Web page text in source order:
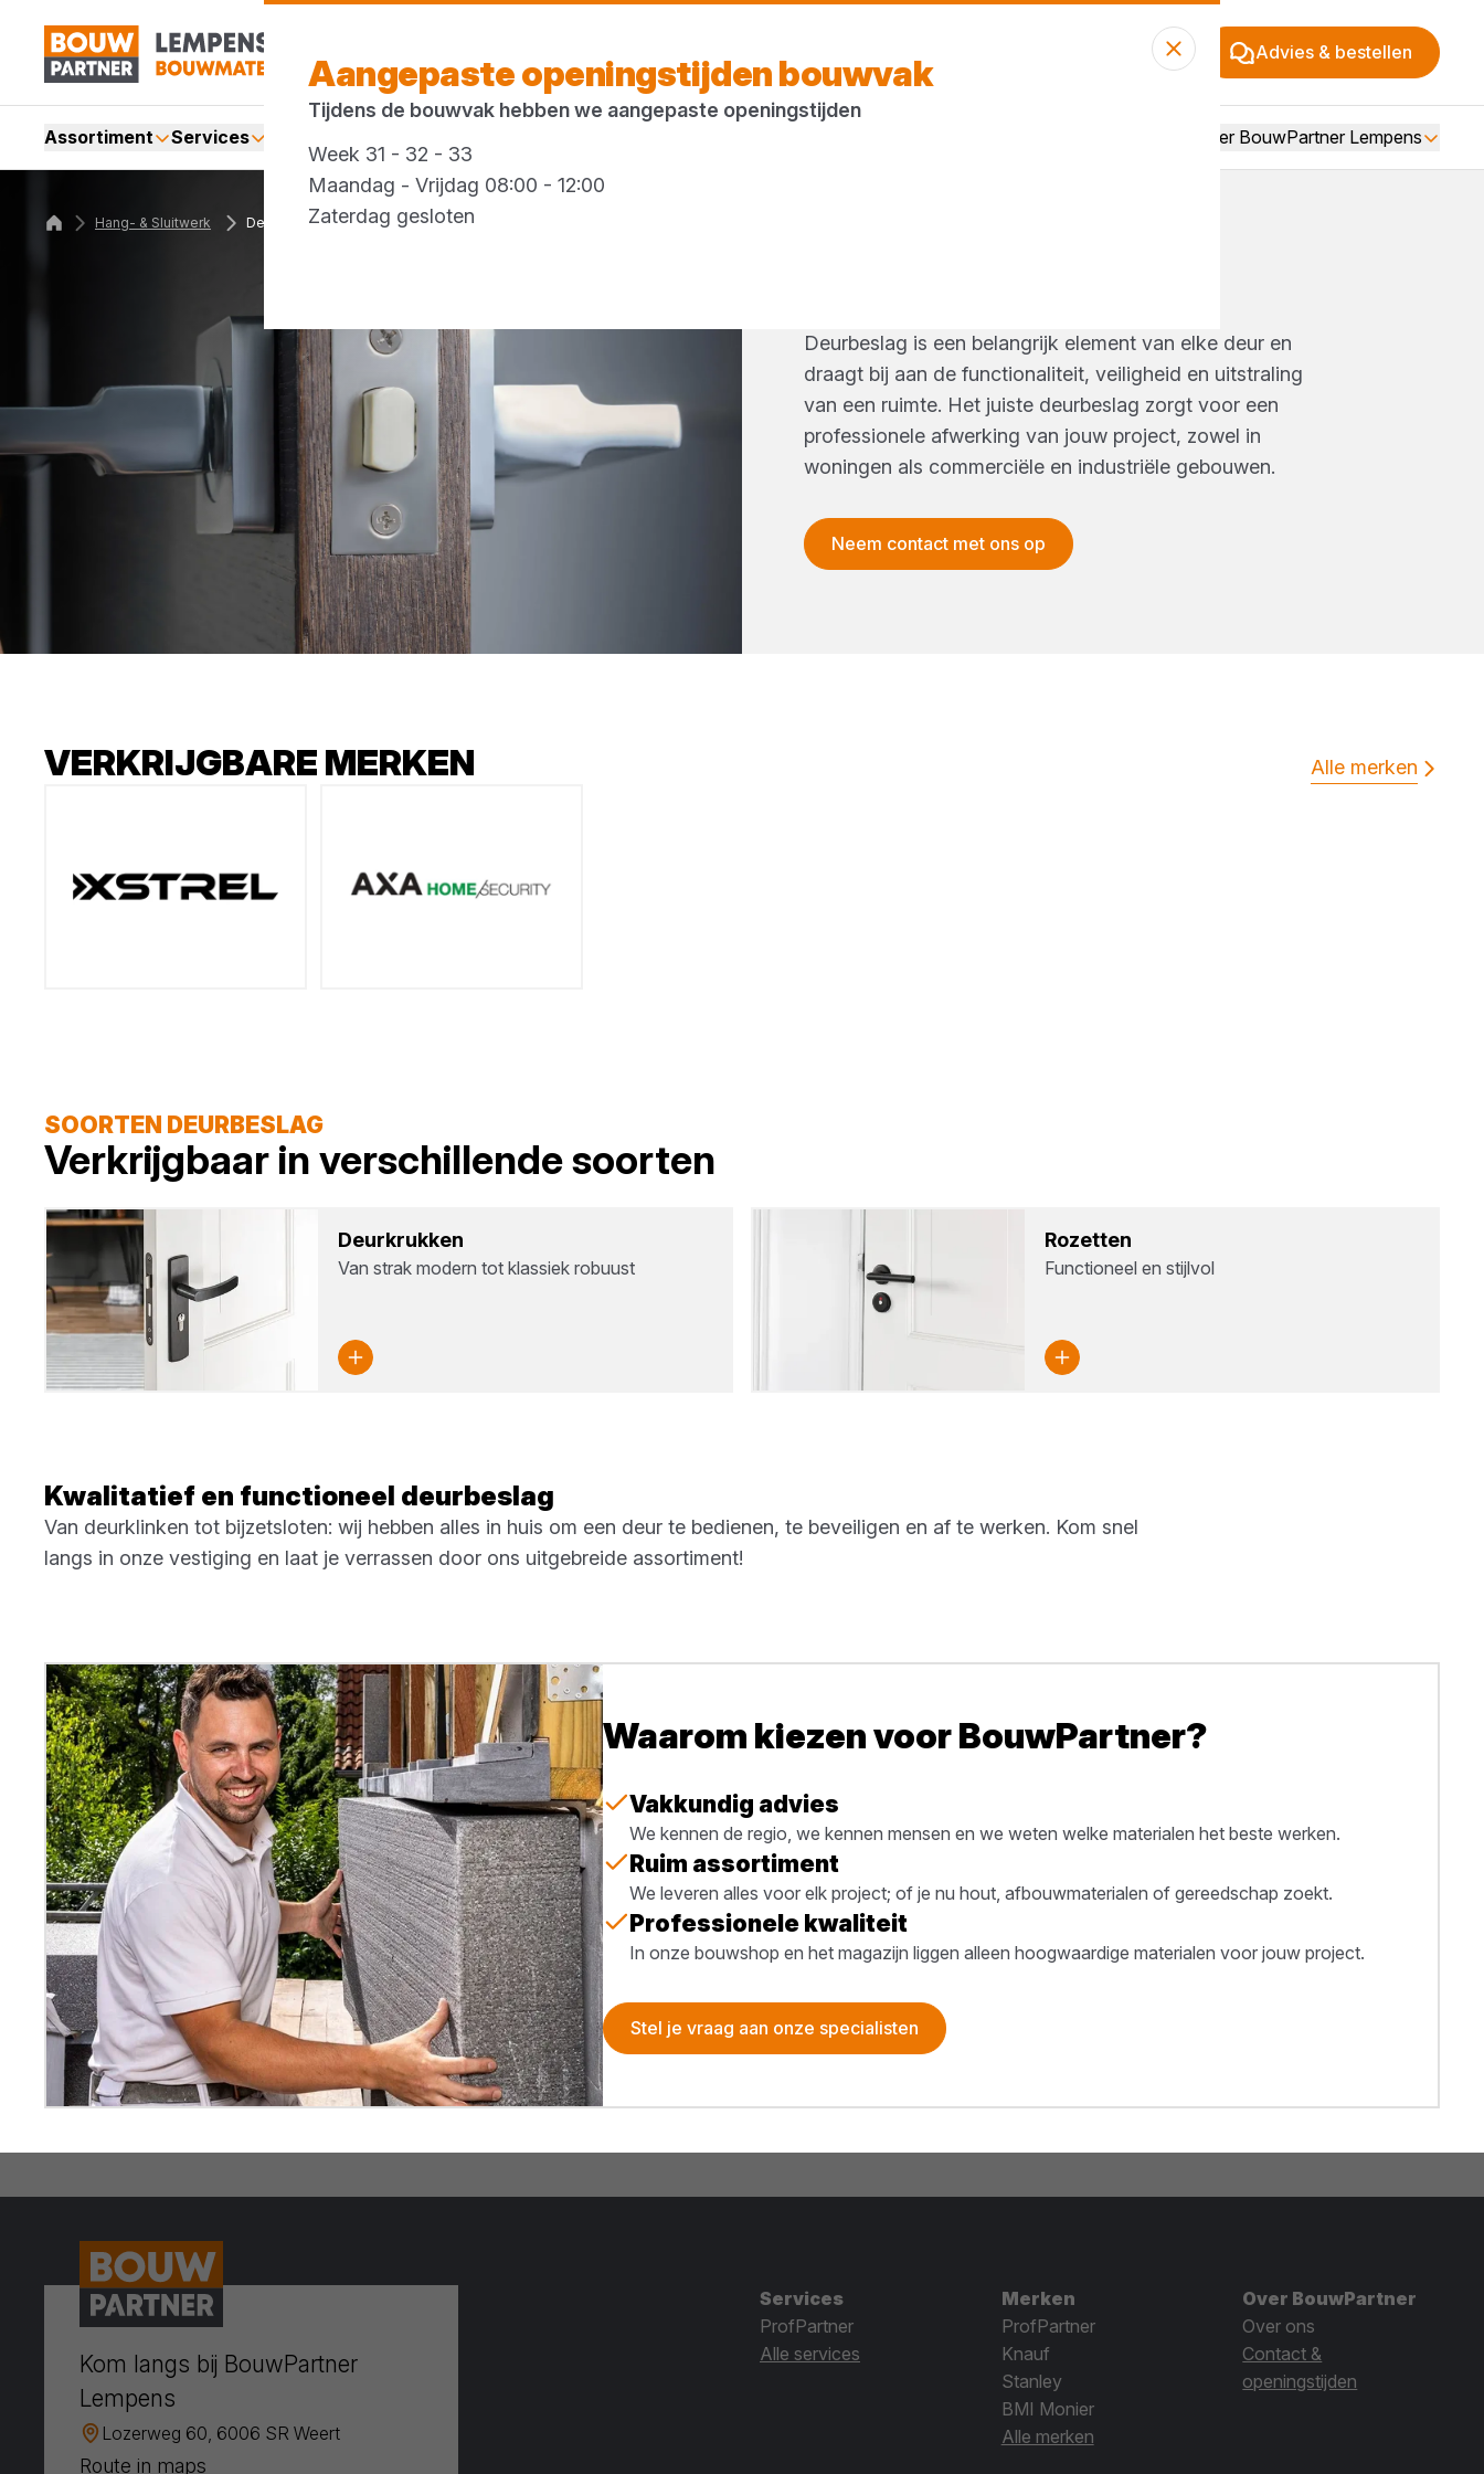
Advies & bestellen
Assortiment Services Over BouwPartner Lempens
Deurbeslag is een belangrijk element van elke deur en
draagt bij aan de functionaliteit, veiligheid en uitstraling
van een ruimte. Het juiste deurbeslag zorgt voor een
professionele afwerking van jouw project, zowel in
woningen als commerciële en industriële gebouwen.
Neem contact met ons op
Hang- & Sluitwerk Deurbeslag
VERKRIJGBARE MERKEN Alle merken
SOORTEN DEURBESLAG
Verkrijgbaar in verschillende soorten
Deur­kruk­ken
Van strak modern tot klassiek robuust
Rozet­ten
Functioneel en stijlvol
Kwalitatief en functioneel deurbeslag
Van deurklinken tot bijzetsloten: wij hebben alles in huis om een deur te bedienen, te beveiligen en af te werken. Kom snel
langs in onze vestiging en laat je verrassen door ons uitgebreide assortiment!
Waarom kiezen voor BouwPartner?
Vakkundig advies
We kennen de regio, we kennen mensen en we weten welke materialen het beste werken.
Ruim assortiment
We leveren alles voor elk project; of je nu hout, afbouwmaterialen of gereedschap zoekt.
Professionele kwaliteit
In onze bouwshop en het magazijn liggen alleen hoogwaardige materialen voor jouw project.
Stel je vraag aan onze specialisten
Aangepaste openingstijden bouwvak
Tijdens de bouwvak hebben we aangepaste openingstijden
Week 31 - 32 - 33
Maandag - Vrijdag 08:00 - 12:00
Zaterdag gesloten
Kom langs bij BouwPartner
Lempens
Lozerweg 60, 6006 SR Weert
Route in maps
Services
ProfPartner
Alle services
Merken
ProfPartner
Knauf
Stanley
BMI Monier
Alle merken
Over BouwPartner
Over ons
Contact &
openingstijden